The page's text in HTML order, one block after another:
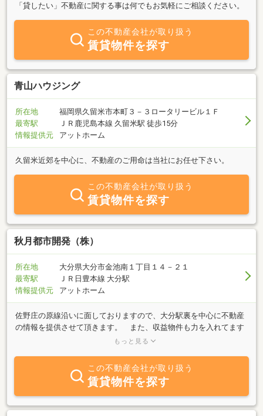
「貸したい」不動産に関する事は何でもお気軽にご相談ください。
この不動産会社が取り扱う
賃貸物件を探す
青山ハウジング
所在地
福岡県久留米市本町３－３ロータリービル１Ｆ
最寄駅
ＪＲ鹿児島本線 久留米駅 徒歩15分
情報提供元
アットホーム
久留米近郊を中心に、不動産のご用命は当社にお任せ下さい。
この不動産会社が取り扱う
賃貸物件を探す
秋月都市開発（株）
所在地
大分県大分市金池南１丁目１４－２１
最寄駅
ＪＲ日豊本線 大分駅
情報提供元
アットホーム
佐野庄の原線沿いに面しておりますので、大分駅裏を中心に不動産
の情報を提供させて頂きます。 また、収益物件も力を入れてます
ので、大分市内の新しい情報をお届け致します。秋月都市開発は大
大分での確かな実績と当社の築き上げてきた不動産ネットワーク
で、お客様の不動産売買・賃貸に最善の提案をさせていただきま
す。お気軽にご相談ください。
もっと見る
この不動産会社が取り扱う
賃貸物件を探す